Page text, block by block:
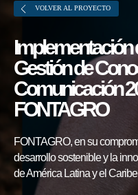
Sobre FONTAGRO
FONTAGRO es un
cooperación único que
inversión en innovación
agroalimentario de América
VOLVER AL PROYECTO
Implementación
Gestión de
Comunicación
FONTAGRO
FONTAGRO, en su
desarrollo sostenible y la
de América Latina y el Caribe